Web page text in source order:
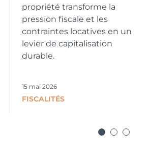
propriété transforme la
pression fiscale et les
contraintes locatives en un
levier de capitalisation
durable.
15 mai 2026
FISCALITÉS